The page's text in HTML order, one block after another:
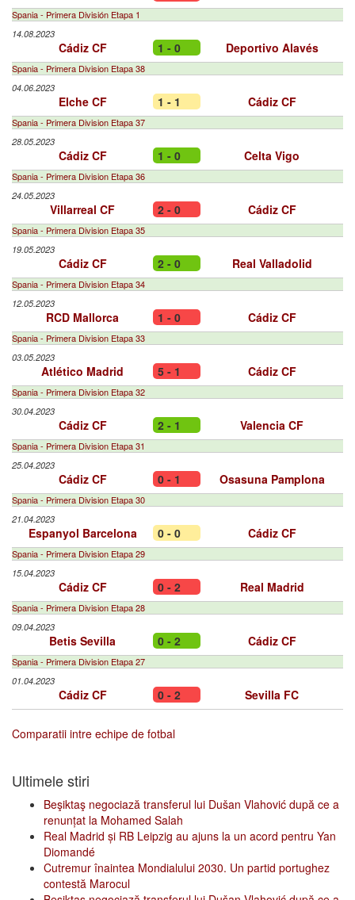
Spania - Primera División Etapa 1
14.08.2023
Cádiz CF 1 - 0 Deportivo Alavés
Spania - Primera Division Etapa 38
04.06.2023
Elche CF 1 - 1 Cádiz CF
Spania - Primera Division Etapa 37
28.05.2023
Cádiz CF 1 - 0 Celta Vigo
Spania - Primera Division Etapa 36
24.05.2023
Villarreal CF 2 - 0 Cádiz CF
Spania - Primera Division Etapa 35
19.05.2023
Cádiz CF 2 - 0 Real Valladolid
Spania - Primera Division Etapa 34
12.05.2023
RCD Mallorca 1 - 0 Cádiz CF
Spania - Primera Division Etapa 33
03.05.2023
Atlético Madrid 5 - 1 Cádiz CF
Spania - Primera Division Etapa 32
30.04.2023
Cádiz CF 2 - 1 Valencia CF
Spania - Primera Division Etapa 31
25.04.2023
Cádiz CF 0 - 1 Osasuna Pamplona
Spania - Primera Division Etapa 30
21.04.2023
Espanyol Barcelona 0 - 0 Cádiz CF
Spania - Primera Division Etapa 29
15.04.2023
Cádiz CF 0 - 2 Real Madrid
Spania - Primera Division Etapa 28
09.04.2023
Betis Sevilla 0 - 2 Cádiz CF
Spania - Primera Division Etapa 27
01.04.2023
Cádiz CF 0 - 2 Sevilla FC
Comparatii intre echipe de fotbal
Ultimele stiri
Beşiktaş negociază transferul lui Dušan Vlahović după ce a
renunțat la Mohamed Salah
Real Madrid și RB Leipzig au ajuns la un acord pentru Yan
Diomandé
Cutremur înaintea Mondialului 2030. Un partid portughez
contestă Marocul